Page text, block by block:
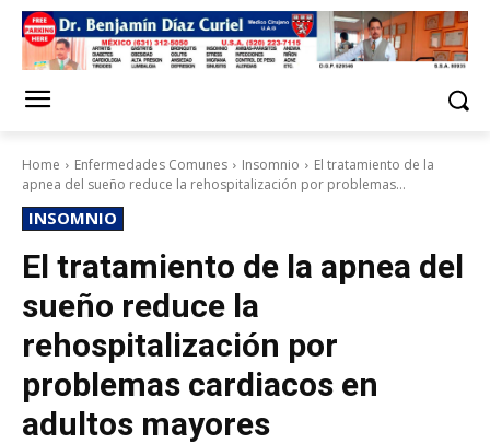
Home Enfermedades Comunes Insomnio
El tratamiento de la
apnea del sueño reduce la rehospitalización por problemas...
INSOMNIO
El tratamiento de la apnea del
sueño reduce la
rehospitalización por
problemas cardiacos en
adultos mayores